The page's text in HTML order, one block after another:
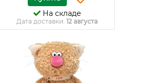
На складе
Дата доставки: 12 августа